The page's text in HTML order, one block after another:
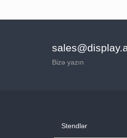
Bizə yazın
Stendlər